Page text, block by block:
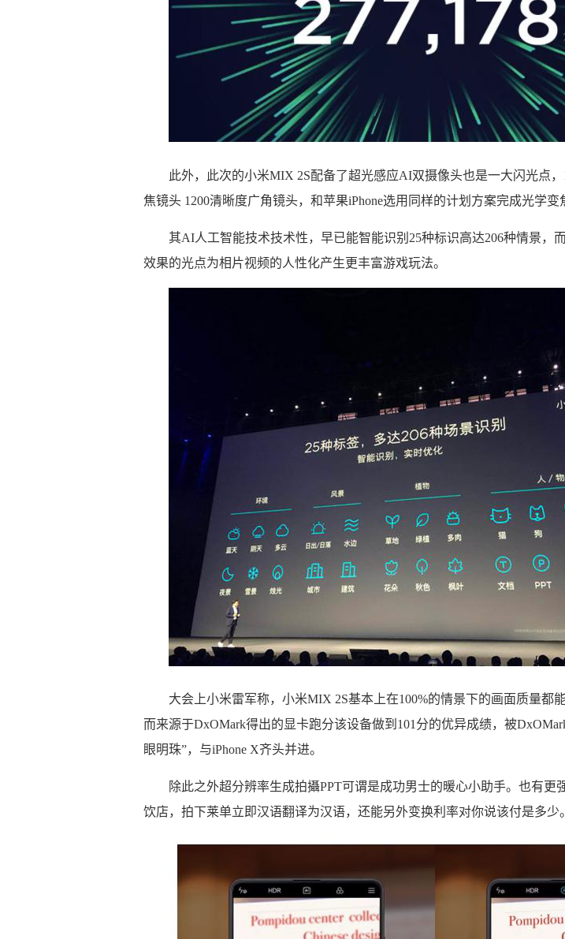
此外，此次的小米MIX 2S配备了超光感应AI双摄像头也是一大闪光点，
焦镜头 1200清晰度广角镜头，和苹果iPhone选用同样的计划方案完成光学变
其AI人工智能技术技术性，早已能智能识别25种标识高达206种情景，
效果的光点为相片视频的人性化产生更丰富游戏玩法。
大会上小米雷军称，小米MIX 2S基本上在100%的情景下的画面质量都能
而来源于DxOMark得出的显卡跑分该设备做到101分的优异成绩，被
眼明珠”，与iPhone X齐头并进。
除此之外超分辨率生成拍攝PPT可谓是成功男士的暖心小助手。也有更
饮店，拍下莱单立即汉语翻译为汉语，还能另外变换利率对你说该付是多少。